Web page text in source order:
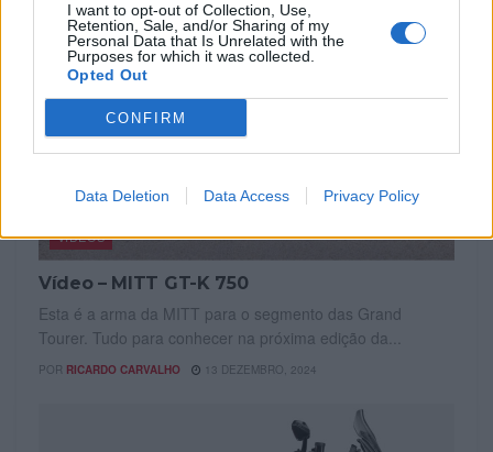
I want to opt-out of Collection, Use,
Retention, Sale, and/or Sharing of my
Personal Data that Is Unrelated with the
Purposes for which it was collected.
Opted Out
CONFIRM
Data Deletion Data Access Privacy Policy
VÍDEOS
Vídeo – MITT GT-K 750
Esta é a arma da MITT para o segmento das Grand
Tourer. Tudo para conhecer na próxima edição da...
POR RICARDO CARVALHO 13 DEZEMBRO, 2024